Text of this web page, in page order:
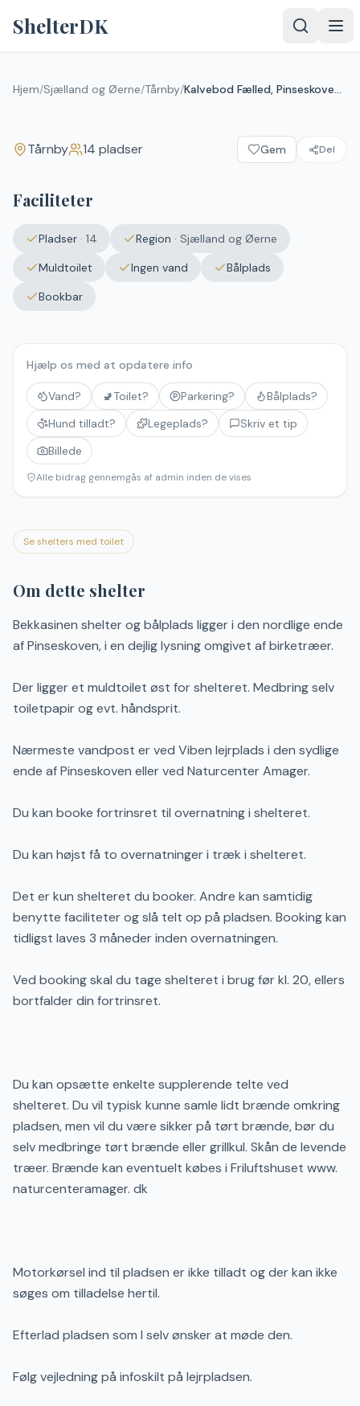
ShelterDK
Hjem/Sjælland og Øerne/Tårnby/ Kalvebod Fælled, Pinseskoven, Bekkasinen shelter
Tårnby
Tårnby 14 pladser Gem Del
Faciliteter
Pladser · 14 Region · Sjælland og Øerne
Muldtoilet
Ingen vand
Bålplads
Bookbar
Hjælp os med at opdatere info
Vand? 🚽Toilet? Parkering?
Bålplads?
Hund tilladt?
Legeplads?
Skriv et tip
Billede
Alle bidrag gennemgås af admin inden de vises
Se shelters med toilet
Om dette shelter
Bekkasinen shelter og bålplads ligger i den nordlige ende
af Pinseskoven, i en dejlig lysning omgivet af birketræer.
Der ligger et muldtoilet øst for shelteret. Medbring selv
toiletpapir og evt. håndsprit.
Nærmeste vandpost er ved Viben lejrplads i den sydlige
ende af Pinseskoven eller ved Naturcenter Amager.
Du kan booke fortrinsret til overnatning i shelteret.
Du kan højst få to overnatninger i træk i shelteret.
Det er kun shelteret du booker. Andre kan samtidig
benytte faciliteter og slå telt op på pladsen. Booking kan
tidligst laves 3 måneder inden overnatningen.
Ved booking skal du tage shelteret i brug før kl. 20, ellers
bortfalder din fortrinsret.
Du kan opsætte enkelte supplerende telte ved
shelteret. Du vil typisk kunne samle lidt brænde omkring
pladsen, men vil du være sikker på tørt brænde, bør du
selv medbringe tørt brænde eller grillkul. Skån de levende
træer. Brænde kan eventuelt købes i Friluftshuset www.
naturcenteramager. dk
Motorkørsel ind til pladsen er ikke tilladt og der kan ikke
søges om tilladelse hertil.
Efterlad pladsen som I selv ønsker at møde den.
Følg vejledning på infoskilt på lejrpladsen.